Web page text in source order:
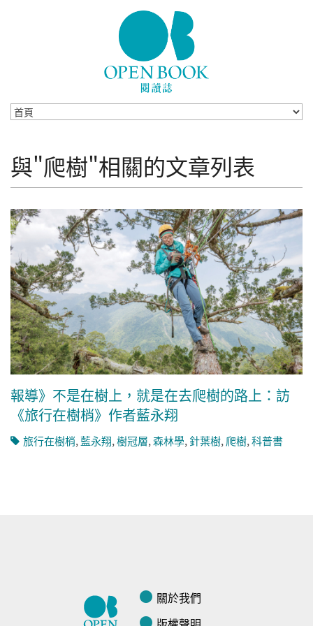
與"爬樹"相關的文章列表
報導》不是在樹上，就是在去爬樹的路上：訪
《旅行在樹梢》作者藍永翔
旅行在樹梢,藍永翔,樹冠層,森林學,針葉樹,爬樹,科普書
關於我們